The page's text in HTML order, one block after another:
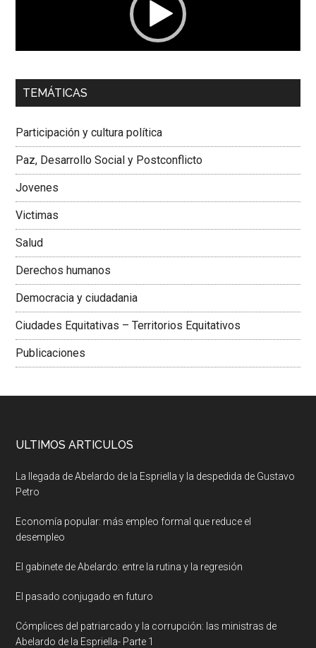
00:00 01:04
Dra. Carolina Corcho Mejía,Presidenta Corporación
Colombiana
TEMÁTICAS
Participación y cultura política
Paz, Desarrollo Social y Postconflicto
Jovenes
Victimas
Salud
Derechos humanos
Democracia y ciudadania
Ciudades Equitativas – Territorios Equitativos
Publicaciones
ULTIMOS ARTICULOS
La llegada de Abelardo de la Espriella y la despedida de Gustavo
Petro
Economía popular: más empleo formal que reduce el
desempleo
El gabinete de Abelardo: entre la rutina y la regresión
El pasado conjugado en futuro
Cómplices del patriarcado y la corrupción: las ministras de
Abelardo de la Espriella- Parte 1